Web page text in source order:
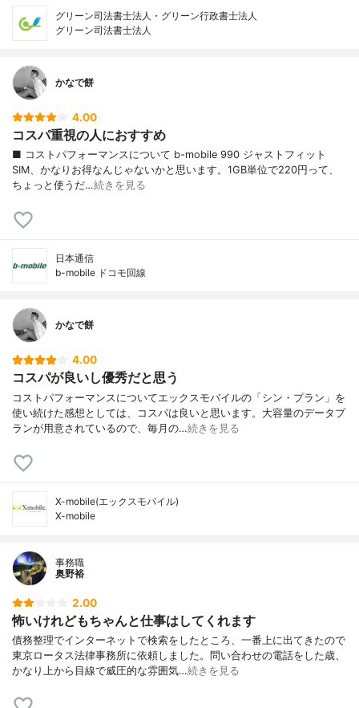
グリーン司法書士法人・グリーン行政書士法人
グリーン司法書士法人
かなで餅
4.00
コスパ重視の人におすすめ
■ コストパフォーマンスについて b-mobile 990 ジャストフィット
SIM、かなりお得なんじゃないかと思います。1GB単位で220円って、
ちょっと使うだ…続きを見る
日本通信
b-mobile ドコモ回線
かなで餅
4.00
コスパが良いし優秀だと思う
コストパフォーマンスについてエックスモバイルの「シン・プラン」を
使い続けた感想としては、コスパは良いと思います。大容量のデータプ
ランが用意されているので、毎月の…続きを見る
X-mobile(エックスモバイル)
X-mobile
事務職
奥野裕
2.00
怖いけれどもちゃんと仕事はしてくれます
債務整理でインターネットで検索をしたところ、一番上に出てきたので
東京ロータス法律事務所に依頼しました。問い合わせの電話をした歳、
かなり上から目線で威圧的な雰囲気…続きを見る